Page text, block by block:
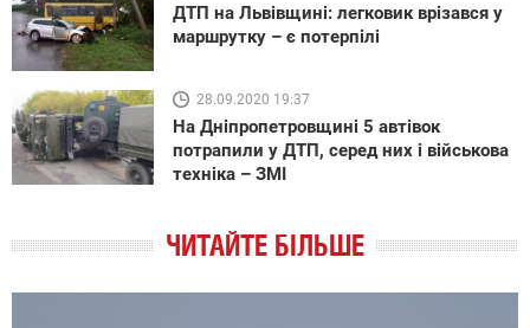
ДТП на Львівщині: легковик врізався у
маршрутку – є потерпілі
28.09.2020 19:37
На Дніпропетровщині 5 автівок
потрапили у ДТП, серед них і військова
техніка – ЗМІ
ЧИТАЙТЕ БІЛЬШЕ